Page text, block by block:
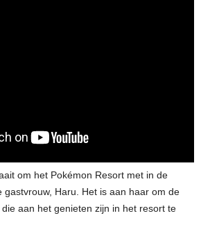
om het Pokémon Resort met in de
gastvrouw, Haru. Het is aan haar om de
aan het genieten zijn in het resort te